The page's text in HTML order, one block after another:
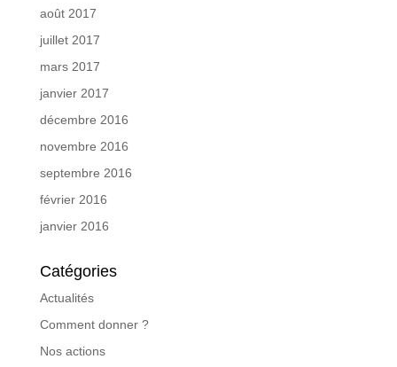
août 2017
juillet 2017
mars 2017
janvier 2017
décembre 2016
novembre 2016
septembre 2016
février 2016
janvier 2016
Catégories
Actualités
Comment donner ?
Nos actions